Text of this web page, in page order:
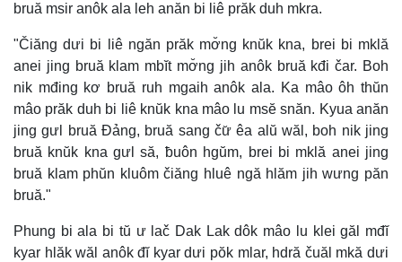
bruă msir anôk ala leh anăn bi liê prăk duh mkra.
"Čiăng dưi bi liê ngăn prăk mơ̆ng knŭk kna, brei bi mklă
anei jing bruă klam mbĭt mơ̆ng jih anôk bruă kđi čar. Boh
nik mđing kơ bruă ruh mgaih anôk ala. Ka mâo ôh thŭn
mâo prăk duh bi liê knŭk kna mâo lu msĕ snăn. Kyua anăn
jing gưl bruă Đảng, bruă sang čư̆ êa alŭ wăl, boh nik jing
bruă knŭk kna gưl să, ƀuôn hgŭm, brei bi mklă anei jing
bruă klam phŭn kluôm čiăng hluê ngă hlăm jih wưng păn
bruă."
Phung bi ala bi tŭ ư lač Dak Lak dôk mâo lu klei găl mđĭ
kyar hlăk wăl anôk đĭ kyar dưi pŏk mlar, hdră čuăl mkă dưi